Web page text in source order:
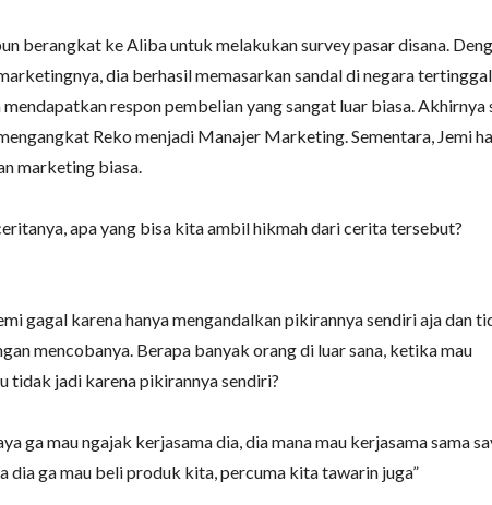
berangkat ke Aliba untuk melakukan survey pasar disana.
dia berhasil memasarkan sandal di negara tertinggal
respon pembelian yang sangat luar biasa. Akhirnya
Reko menjadi Manajer Marketing. Sementara, Jemi
marketing biasa.
apa yang bisa kita ambil hikmah dari cerita tersebut?
gagal karena hanya mengandalkan pikirannya sendiri aja dan
mencobanya. Berapa banyak orang di luar sana, ketika mau
tidak jadi karena pikirannya sendiri?
ga mau ngajak kerjasama dia, dia mana mau kerjasama sama
dia ga mau beli produk kita, percuma kita tawarin juga”